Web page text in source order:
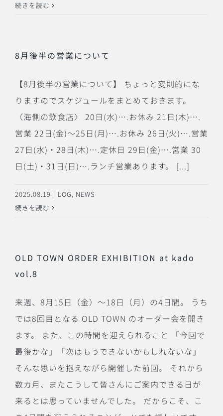
続きを読む
8月後半の営業について
【8月後半の営業について】 ちょっと変則的にな
りますのでスケジュールをまとめておきます。
〈海側の飲食店〉 20日(水)….お休み 21日(木)….
営業 22日(金)〜25日(月)….お休み 26日(火)….営業
27日(水)・28日(木)….定休日 29日(金)….営業 30
日(土)・31日(日)….ランチ営業あります。 [...]
2025.08.19 | LOG, NEWS
続きを読む
OLD TOWN ORDER EXHIBITION at kado
vol.8
来週、8月15日（金）〜18日（月）の4日間。 うち
では8回目となる OLD TOWN のオーダー会を開き
ます。 また、この時間を迎えられること 「今回で
最後かな」「次はもうできないかもしれないな」
そんな思いを抱えながら開催した前回。 それから
数カ月、またこうして皆さんにご案内できる日が
来るとは思っていませんでした。 だからこそ、こ